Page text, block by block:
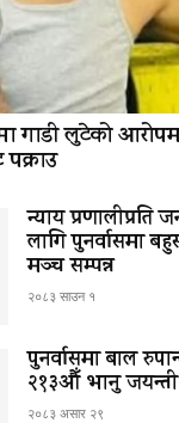
लुटेको
न्याय प्रणालीप्रति
लागि पुनर्वासमा
मञ्च सम्पन्न
२०८३ साउन १
पुनर्वासमा बाल
२१३औँ भानु
२०८३ असार २९